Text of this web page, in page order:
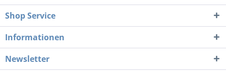
Shop Service
Informationen
Newsletter